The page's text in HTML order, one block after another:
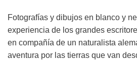
Fotografías y dibujos en blanco y
experiencia de los grandes
en compañía de un naturalista
aventura por las tierras que van